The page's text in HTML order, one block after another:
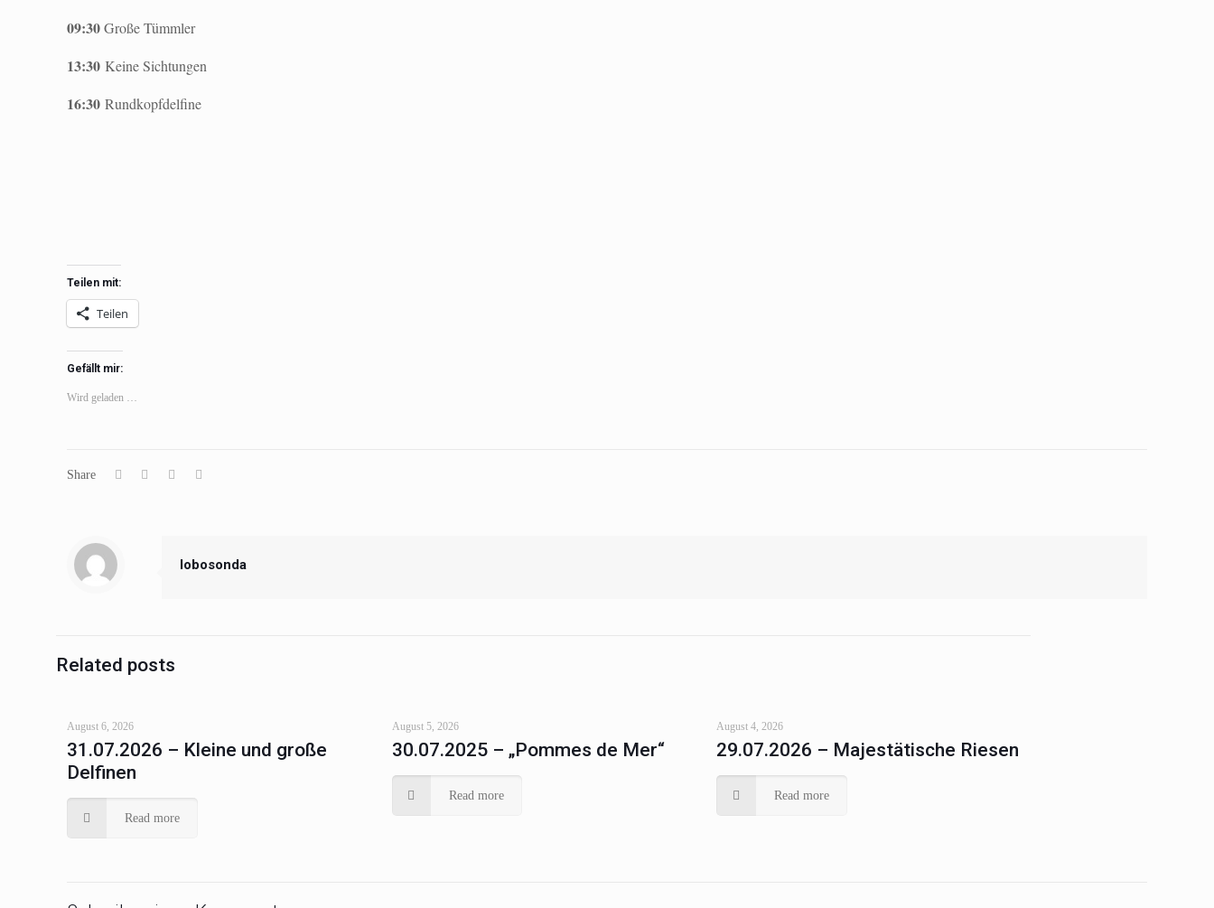
09:30Große Tümmler
13:30 Keine Sichtungen
16:30 Rundkopfdelfine
Teilen mit:
Teilen
Gefällt mir:
Wird geladen …
Share
lobosonda
Related posts
August 6, 2026
31.07.2026 – Kleine und große
Delfinen
Read more
August 5, 2026
30.07.2025 – „Pommes de Mer“
Read more
August 4, 2026
29.07.2026 – Majestätische Riesen
Read more